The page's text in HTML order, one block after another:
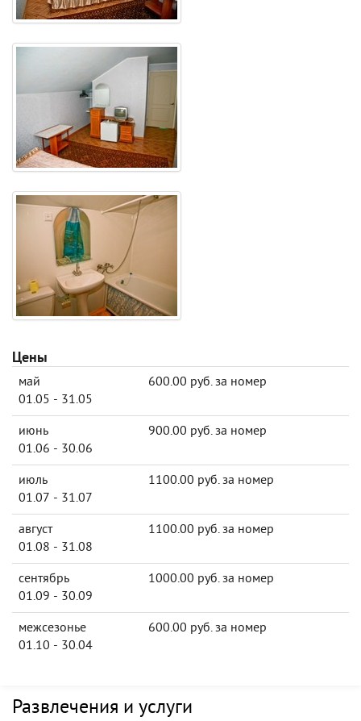
Цены
май
01.05 - 31.05
600.00 руб. за номер
июнь
01.06 - 30.06
900.00 руб. за номер
июль
01.07 - 31.07
1100.00 руб. за номер
август
01.08 - 31.08
1100.00 руб. за номер
сентябрь
01.09 - 30.09
1000.00 руб. за номер
межсезонье
01.10 - 30.04
600.00 руб. за номер
Развлечения и услуги